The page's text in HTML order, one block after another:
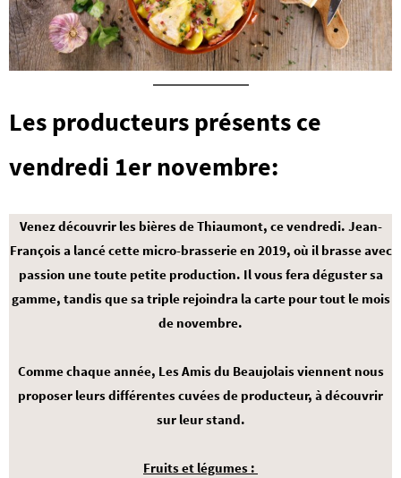
Les producteurs présents ce
vendredi 1er novembre:
Venez découvrir les bières de Thiaumont, ce vendredi. Jean-
François a lancé cette micro-brasserie en 2019, où il brasse avec
passion une toute petite production. Il vous fera déguster sa
gamme, tandis que sa triple rejoindra la carte pour tout le mois
de novembre.
Comme chaque année, Les Amis du Beaujolais viennent nous
proposer leurs différentes cuvées de producteur, à découvrir
sur leur stand.
Fruits et légumes :